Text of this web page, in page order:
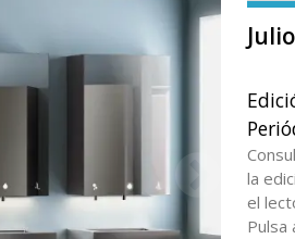
la
el
Pulsa